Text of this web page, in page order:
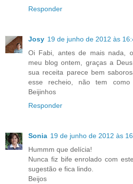
Responder
Josy 19 de junho de 2012 às
Oi Fabi, antes de mais nada,
meu blog ontem, graças a
sua receita parece bem
esse recheio, não tem
Beijinhos
Responder
Sonia 19 de junho de 2012 às
Hummm que delícia!
Nunca fiz bife enrolado com
sugestão e fica lindo.
Beijos